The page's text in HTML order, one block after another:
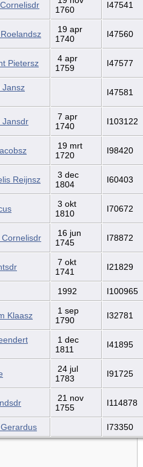
1760
I47541
19 apr
1740
I47560
Pietersz
4 apr
1759
I47577
Jansz
I47581
Jansdr
7 apr
1740
I103122
19 mrt
1720
I98420
Reijnsz
3 dec
1804
I60403
3 okt
1810
I70672
16 jun
1745
I78872
7 okt
1741
I21829
1992 I100965
Klaasz
1 sep
1790
I32781
1 dec
1811
I41895
24 jul
1783
I91725
21 nov
1755
I114878
I73350